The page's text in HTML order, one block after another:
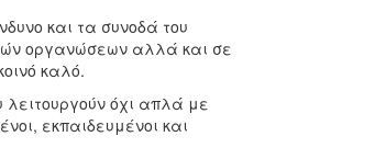
και τα συνοδά του
οργανώσεων αλλά και σε
καλό.
λειτουργούν όχι απλά με
εκπαιδευμένοι και